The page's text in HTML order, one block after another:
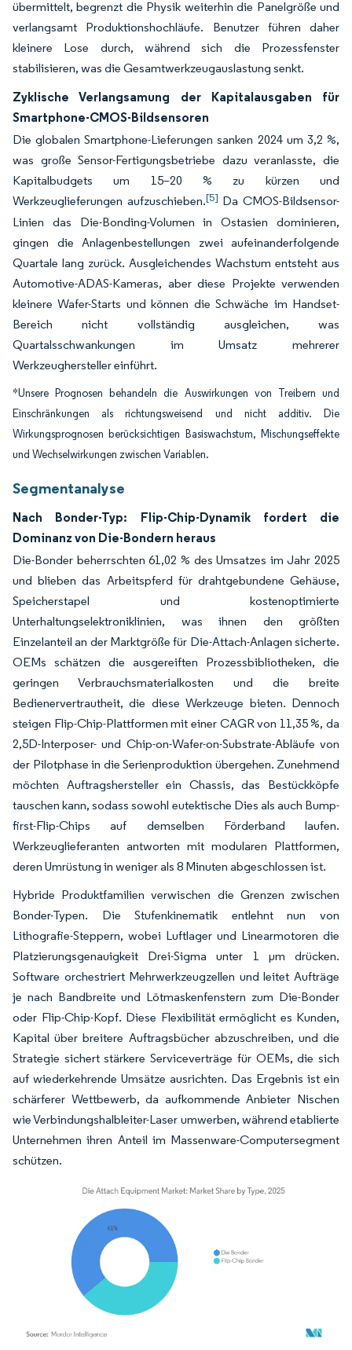
übermittelt, begrenzt die Physik weiterhin die Panelgröße und
verlangsamt Produktionshochläufe. Benutzer führen daher
kleinere Lose durch, während sich die Prozessfenster
stabilisieren, was die Gesamtwerkzeugauslastung senkt.
Zyklische Verlangsamung der Kapitalausgaben für
Smartphone-CMOS-Bildsensoren
Die globalen Smartphone-Lieferungen sanken 2024 um 3,2 %,
was große Sensor-Fertigungsbetriebe dazu veranlasste, die
Kapitalbudgets um 15–20 % zu kürzen und
Werkzeuglieferungen aufzuschieben.[5] Da CMOS-Bildsensor-
Linien das Die-Bonding-Volumen in Ostasien dominieren,
gingen die Anlagenbestellungen zwei aufeinanderfolgende
Quartale lang zurück. Ausgleichendes Wachstum entsteht aus
Automotive-ADAS-Kameras, aber diese Projekte verwenden
kleinere Wafer-Starts und können die Schwäche im Handset-
Bereich nicht vollständig ausgleichen, was
Quartalsschwankungen im Umsatz mehrerer
Werkzeughersteller einführt.
*Unsere Prognosen behandeln die Auswirkungen von Treibern und
Einschränkungen als richtungsweisend und nicht additiv. Die
Wirkungsprognosen berücksichtigen Basiswachstum, Mischungseffekte
und Wechselwirkungen zwischen Variablen.
Segmentanalyse
Nach Bonder-Typ: Flip-Chip-Dynamik fordert die
Dominanz von Die-Bondern heraus
Die-Bonder beherrschten 61,02 % des Umsatzes im Jahr 2025
und blieben das Arbeitspferd für drahtgebundene Gehäuse,
Speicherstapel und kostenoptimierte
Unterhaltungselektroniklinien, was ihnen den größten
Einzelanteil an der Marktgröße für Die-Attach-Anlagen sicherte.
OEMs schätzen die ausgereiften Prozessbibliotheken, die
geringen Verbrauchsmaterialkosten und die breite
Bedienervertrautheit, die diese Werkzeuge bieten. Dennoch
steigen Flip-Chip-Plattformen mit einer CAGR von 11,35 %, da
2,5D-Interposer- und Chip-on-Wafer-on-Substrate-Abläufe von
der Pilotphase in die Serienproduktion übergehen. Zunehmend
möchten Auftragshersteller ein Chassis, das Bestückköpfe
tauschen kann, sodass sowohl eutektische Dies als auch Bump-
first-Flip-Chips auf demselben Förderband laufen.
Werkzeuglieferanten antworten mit modularen Plattformen,
deren Umrüstung in weniger als 8 Minuten abgeschlossen ist.
Hybride Produktfamilien verwischen die Grenzen zwischen
Bonder-Typen. Die Stufenkinematik entlehnt nun von
Lithografie-Steppern, wobei Luftlager und Linearmotoren die
Platzierungsgenauigkeit Drei-Sigma unter 1 µm drücken.
Software orchestriert Mehrwerkzeugzellen und leitet Aufträge
je nach Bandbreite und Lötmaskenfenstern zum Die-Bonder
oder Flip-Chip-Kopf. Diese Flexibilität ermöglicht es Kunden,
Kapital über breitere Auftragsbücher abzuschreiben, und die
Strategie sichert stärkere Serviceverträge für OEMs, die sich
auf wiederkehrende Umsätze ausrichten. Das Ergebnis ist ein
schärferer Wettbewerb, da aufkommende Anbieter Nischen
wie Verbindungshalbleiter-Laser umwerben, während etablierte
Unternehmen ihren Anteil im Massenware-Computersegment
schützen.